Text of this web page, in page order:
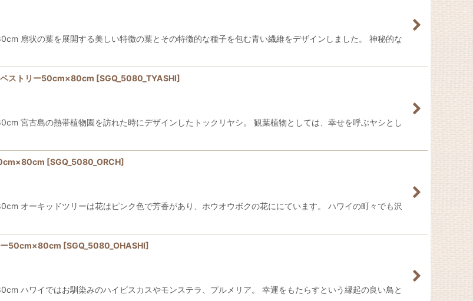
扇状の葉を展開する美しい特徴の葉とその特徴的な種子を包む青い繊維をデザインしました。 神秘的な
ペストリー50cm×80cm [SGQ_5080_TYASHI]
宮古島の熱帯植物園を訪れた時にデザインしたトックリヤシ。 観葉植物としては、幸せを呼ぶヤシとし
[SGQ_5080_ORCH]
オーキッドツリーは花はピンク色で芳香があり、ホウオウボクの花ににています。 ハワイの町々でも沢
ー50cm×80cm [SGQ_5080_OHASHI]
ハワイではお馴染みのハイビスカスやモンステラ、プルメリア。 幸運をもたらすという縁起の良い鳥と